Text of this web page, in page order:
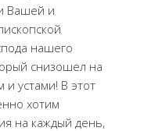
Вашей и
нашего
снизошел на
и устами! В этот
хотим
на каждый день,